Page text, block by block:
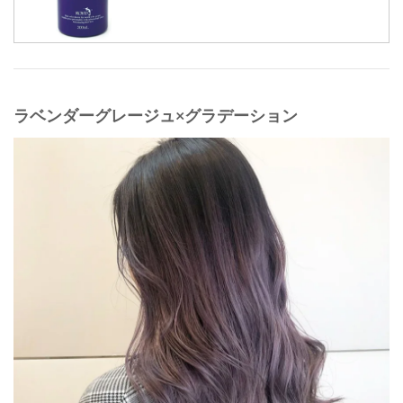
ラベンダーグレージュ×グラデーション